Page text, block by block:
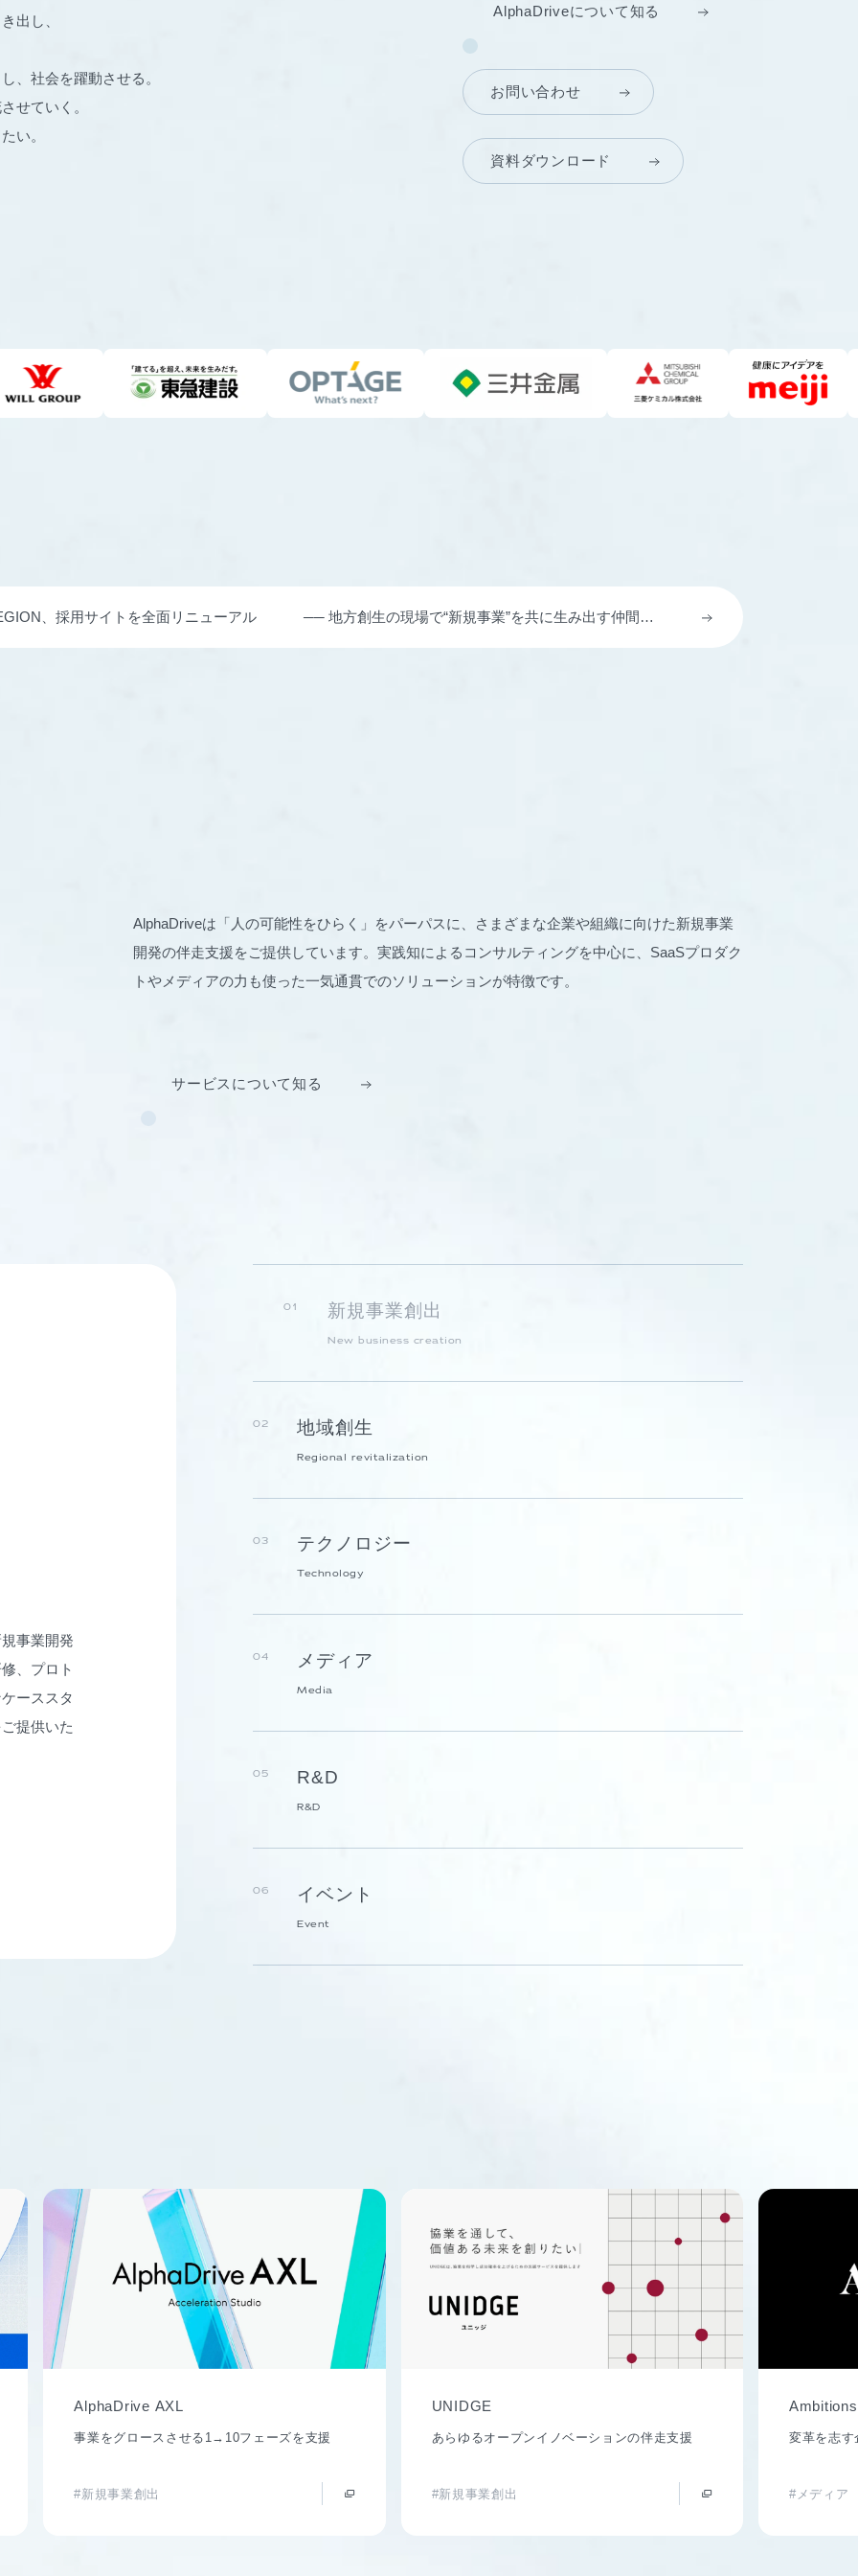
出し、
、社会を躍動させる。
せていく。
い。
AlphaDriveについて知る
お問い合わせ
資料ダウンロード
サイトを全面リニューアル ── 地方創生の現場で“新規事業”を共に生み出す仲間を
AlphaDriveは「人の可能性をひらく」をパーパスに、さまざまな企業や組織に向けた新規事業
開発の伴走支援をご提供しています。実践知によるコンサルティングを中心に、SaaSプロダク
トやメディアの力も使った一気通貫でのソリューションが特徴です。
サービスについて知る
事業開発
、プロト
ーススタ
提供いた
01 新規事業創出
New business creation
02 地域創生
Regional revitalization
03 テクノロジー
Technology
04 メディア
Media
05 R&D
R&D
06 イベント
Event
AlphaDrive AXL
事業をグロースさせる1→10フェーズを支援
#新規事業創出
UNIDGE
あらゆるオープンイノベーションの伴走支援
#新規事業創出
Ambitions
変革を志す
#メディア